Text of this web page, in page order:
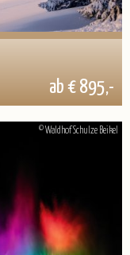
ab € 895,-
© Waldhof Schulze Beikel